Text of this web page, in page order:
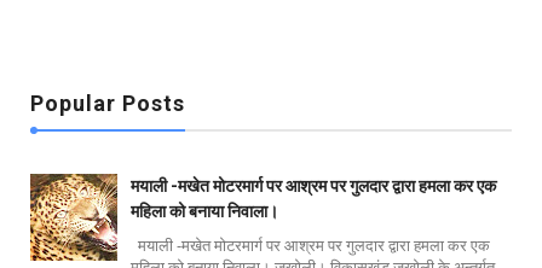
Popular Posts
मयाली -मखेत मोटरमार्ग पर आश्रम पर गुलदार द्वारा हमला कर एक
महिला को बनाया निवाला।
मयाली -मखेत मोटरमार्ग पर आश्रम पर गुलदार द्वारा हमला कर एक